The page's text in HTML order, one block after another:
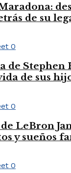
de su
0
de Stephen
de sus
0
LeBron
y sueños
0